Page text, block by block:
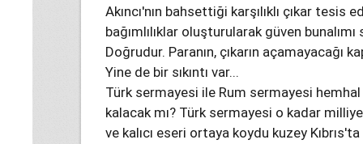
Akıncı'nın bahsettiği karşılıklı çıkar tesis
bağımlılıklar oluşturularak güven bunalımı
Doğrudur. Paranın, çıkarın açamayacağı
Yine de bir sıkıntı var...
Türk sermayesi ile Rum sermayesi hemhal
kalacak mı? Türk sermayesi o kadar
ve kalıcı eseri ortaya koydu kuzey